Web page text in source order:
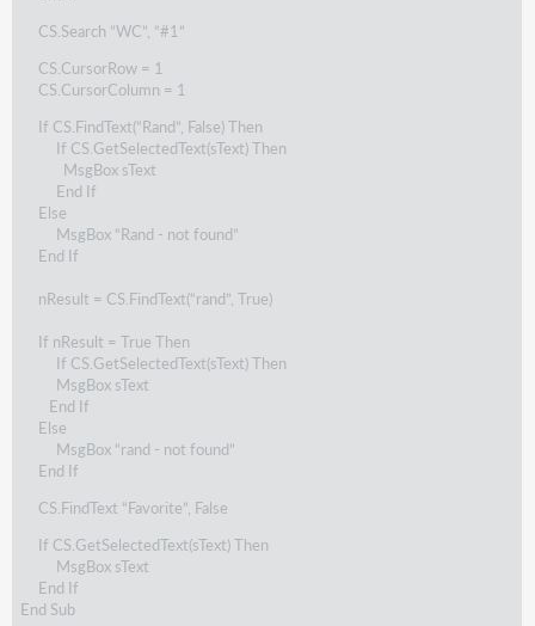
CS.Search “WC”, “#1”
CS.CursorRow = 1
CS.CursorColumn = 1
If CS.FindText(“Rand”, False) Then
If CS.GetSelectedText(sText) Then
MsgBox sText
End If
Else
MsgBox “Rand - not found”
End If
nResult = CS.FindText(“rand”, True)
If nResult = True Then
If CS.GetSelectedText(sText) Then
MsgBox sText
End If
Else
MsgBox “rand - not found”
End If
CS.FindText “Favorite”, False
If CS.GetSelectedText(sText) Then
MsgBox sText
End If
End Sub